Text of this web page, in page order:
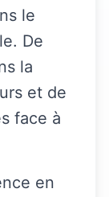
le
De
la
et de
face à
en